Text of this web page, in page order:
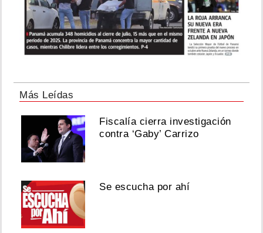
Más Leídas
Fiscalía cierra investigación
contra ‘Gaby’ Carrizo
Se escucha por ahí